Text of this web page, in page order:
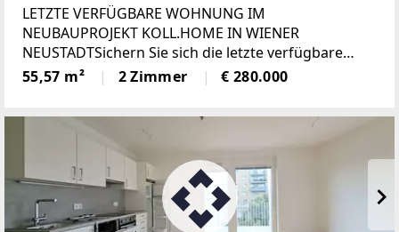
LETZTE VERFÜGBARE WOHNUNG IM
NEUBAUPROJEKT KOLL.HOME IN WIENER
NEUSTADTSichern Sie sich die letzte verfügbare
Eigentumswohnung im modernen Wohnbauprojekt
KOLL.home im beliebten Bahnhofsviertel von
55,57 m² 2 Zimmer € 280.000